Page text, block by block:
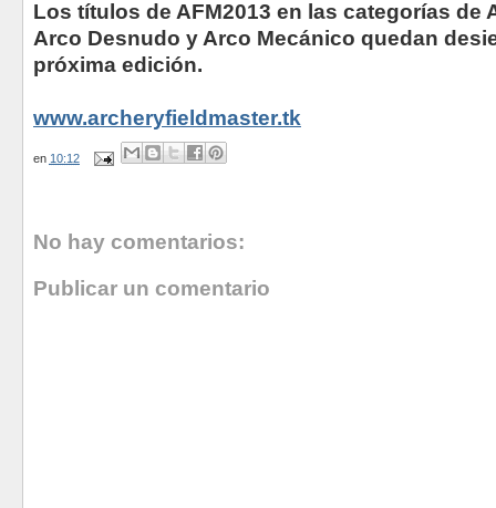
Los títulos de AFM2013 en las categorías de
Arco Desnudo y Arco Mecánico quedan
próxima edición.
www.archeryfieldmaster.tk
en 10:12
No hay comentarios:
Publicar un comentario